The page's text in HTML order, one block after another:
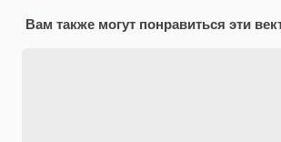
Вам также могут понравиться эти